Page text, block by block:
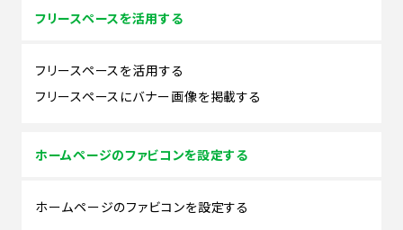
フリースペースを活用する
フリースペースを活用する
フリースペースにバナー画像を掲載する
ホームページのファビコンを設定する
ホームページのファビコンを設定する